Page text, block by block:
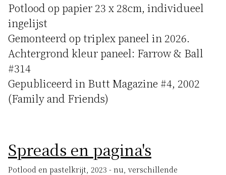
Potlood op papier 23 x 28cm, individueel
ingelijst
Gemonteerd op triplex paneel in 2026.
Achtergrond kleur paneel: Farrow & Ball
#314
Gepubliceerd in Butt Magazine #4, 2002
(Family and Friends)
Spreads en pagina's
Potlood en pastelkrijt, 2023 - nu, verschillende